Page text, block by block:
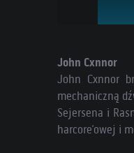
John Cxnnor
John Cxnnor
mechaniczną
Sejersena i
harcore’owej i